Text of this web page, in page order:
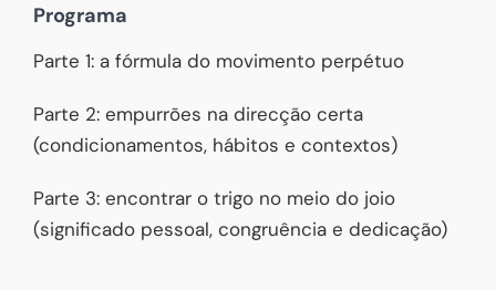
Programa
Parte 1: a fórmula do movimento perpétuo
Parte 2: empurrões na direcção certa
(condicionamentos, hábitos e contextos)
Parte 3: encontrar o trigo no meio do joio
(significado pessoal, congruência e dedicação)